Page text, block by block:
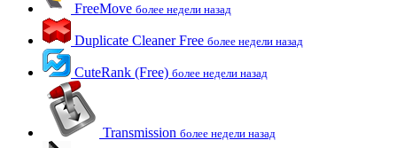
FreeMove более недели назад
Duplicate Cleaner Free более недели назад
CuteRank (Free) более недели назад
Transmission более недели назад